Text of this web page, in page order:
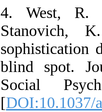
4. West, R.
Stanovich,
sophistication
blind spot.
Social
[DOI:10.1037/